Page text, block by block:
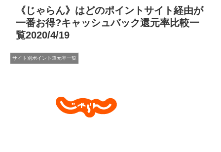
《じゃらん》はどのポイントサイト経由が
一番お得?キャッシュバック還元率比較一
覧2020/4/19
サイト別ポイント還元率一覧